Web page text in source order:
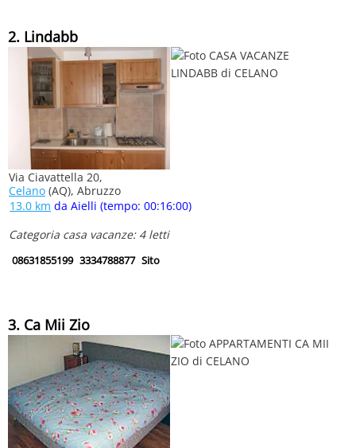
2. Lindabb
Via Ciavattella 20,
Celano (AQ), Abruzzo
13.0 km da Aielli (tempo: 00:16:00)
Categoria casa vacanze: 4 letti
08631855199 3334788877 Sito
3. Ca Mii Zio